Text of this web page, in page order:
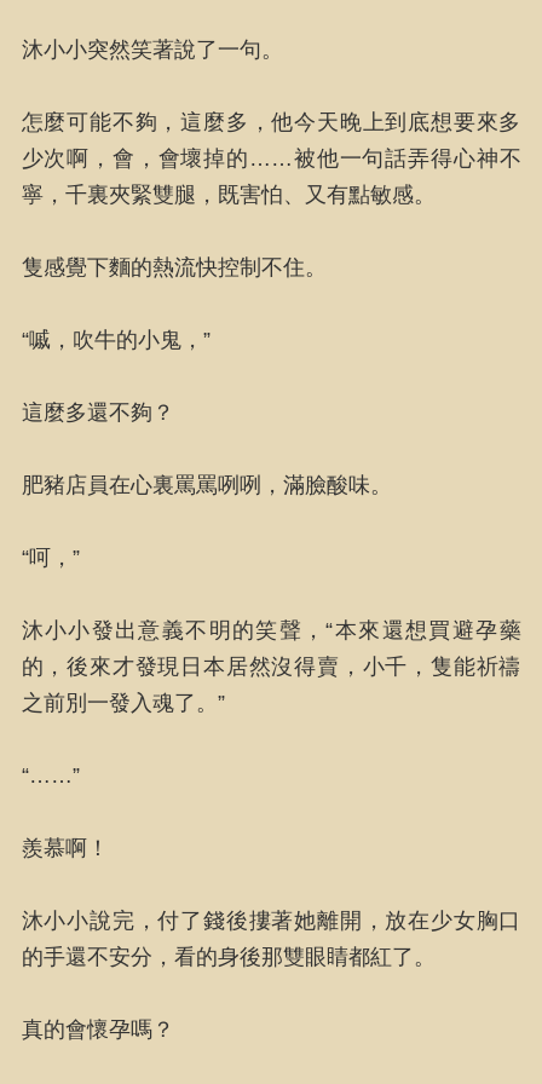
沐小小突然笑著說了一句。
怎麼可能不夠，這麼多，他今天晚上到底想要來多
少次啊，會，會壞掉的……被他一句話弄得心神不
寧，千裏夾緊雙腿，既害怕、又有點敏感。
隻感覺下麵的熱流快控制不住。
“嘁，吹牛的小鬼，”
這麼多還不夠？
肥豬店員在心裏罵罵咧咧，滿臉酸味。
“呵，”
沐小小發出意義不明的笑聲，“本來還想買避孕藥
的，後來才發現日本居然沒得賣，小千，隻能祈禱
之前別一發入魂了。”
“……”
羨慕啊！
沐小小說完，付了錢後摟著她離開，放在少女胸口
的手還不安分，看的身後那雙眼睛都紅了。
真的會懷孕嗎？